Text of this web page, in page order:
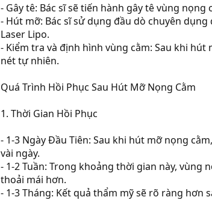
- Gây tê: Bác sĩ sẽ tiến hành gây tê vùng
- Hút mỡ: Bác sĩ sử dụng đầu dò chuyên
Laser Lipo.
- Kiểm tra và định hình vùng cằm: Sau khi
nét tự nhiên.
Quá Trình Hồi Phục Sau Hút Mỡ Nọng Cằm
1. Thời Gian Hồi Phục
- 1-3 Ngày Đầu Tiên: Sau khi hút mỡ nọng
vài ngày.
- 1-2 Tuần: Trong khoảng thời gian này, vùng
thoải mái hơn.
- 1-3 Tháng: Kết quả thẩm mỹ sẽ rõ ràng